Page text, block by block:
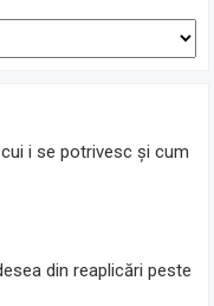
i se potrivesc și cum
din reaplicări peste